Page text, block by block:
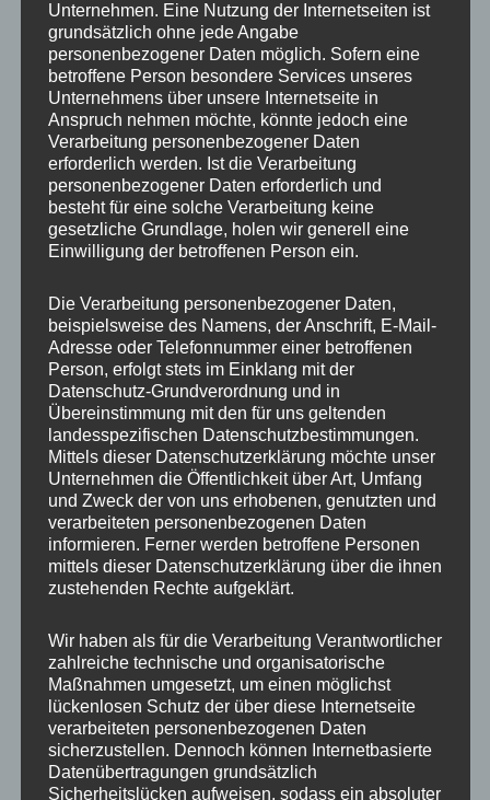
Günter Lienertsagt:
11. September 2018 um 13:12 Uhr
Ansprechende Stellenprofile, leider nicht am
schönen Bodensee oder in der Schweiz.
Könnte mir für mich ein Bewerbungscoaching /
Lebenslaufbeurteilung vorstellen.
Kannst du mir hierzu ein Angebot zukommen
lassen ?
Liebe Grüße aus der alten Heimat
Günter
Zum Antworten anmelden
Mario Portensagt:
11. September 2018 um 13:58 Uhr
Gerne, ich melde mich per Mail.
Zum Antworten anmelden
Unternehmen. Eine Nutzung der Internetseiten ist
grundsätzlich ohne jede Angabe
personenbezogener Daten möglich. Sofern eine
betroffene Person besondere Services unseres
Unternehmens über unsere Internetseite in
Anspruch nehmen möchte, könnte jedoch eine
Verarbeitung personenbezogener Daten
erforderlich werden. Ist die Verarbeitung
personenbezogener Daten erforderlich und
besteht für eine solche Verarbeitung keine
gesetzliche Grundlage, holen wir generell eine
Einwilligung der betroffenen Person ein.
Die Verarbeitung personenbezogener Daten,
beispielsweise des Namens, der Anschrift, E-Mail-
Adresse oder Telefonnummer einer betroffenen
Person, erfolgt stets im Einklang mit der
Datenschutz-Grundverordnung und in
Übereinstimmung mit den für uns geltenden
landesspezifischen Datenschutzbestimmungen.
Mittels dieser Datenschutzerklärung möchte unser
Unternehmen die Öffentlichkeit über Art, Umfang
und Zweck der von uns erhobenen, genutzten und
verarbeiteten personenbezogenen Daten
informieren. Ferner werden betroffene Personen
mittels dieser Datenschutzerklärung über die ihnen
zustehenden Rechte aufgeklärt.
Wir haben als für die Verarbeitung Verantwortlicher
zahlreiche technische und organisatorische
Maßnahmen umgesetzt, um einen möglichst
lückenlosen Schutz der über diese Internetseite
verarbeiteten personenbezogenen Daten
sicherzustellen. Dennoch können Internetbasierte
Datenübertragungen grundsätzlich
Sicherheitslücken aufweisen, sodass ein absoluter